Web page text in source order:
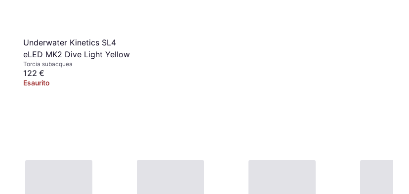
Underwater Kinetics SL4
eLED MK2 Dive Light Yellow
Torcia subacquea
122 €
Esaurito